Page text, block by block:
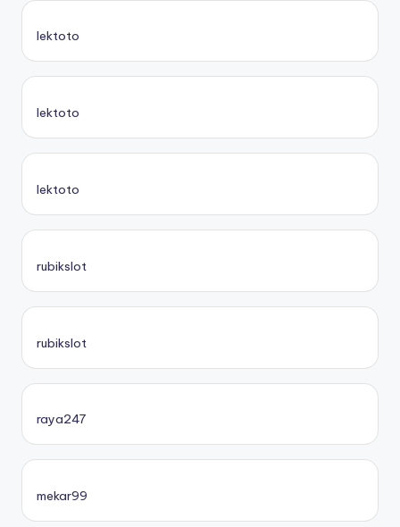
lektoto
lektoto
lektoto
rubikslot
rubikslot
raya247
mekar99